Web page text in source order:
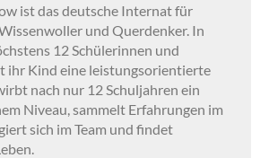
ist das deutsche Internat für
und Querdenker. In
12 Schülerinnen und
ihr Kind eine leistungsorientierte
nach nur 12 Schuljahren ein
Niveau, sammelt Erfahrungen im
sich im Team und findet